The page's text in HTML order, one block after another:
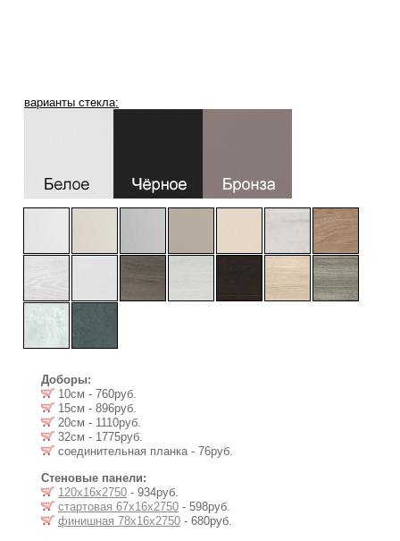
варианты стекла:
Доборы:
10см - 760руб.
15см - 896руб.
20см - 1110руб.
32см - 1775руб.
соединительная планка - 76руб.
Стеновые панели:
120х16х2750 - 934руб.
стартовая 67х16х2750 - 598руб.
финишная 78х16х2750 - 680руб.